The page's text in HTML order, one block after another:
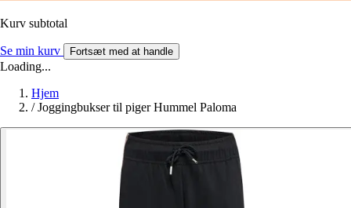
Kurv subtotal
Se min kurv Fortsæt med at handle
Loading...
Hjem
/ Joggingbukser til piger Hummel Paloma